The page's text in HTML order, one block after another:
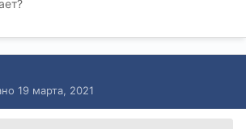
19 марта, 2021